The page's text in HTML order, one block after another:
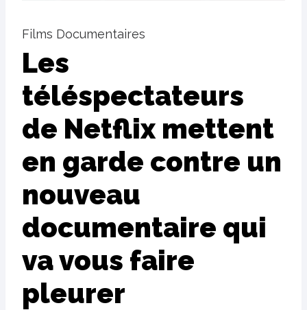
Films Documentaires
Les
téléspectateurs
de Netflix mettent
en garde contre un
nouveau
documentaire qui
va vous faire
pleurer